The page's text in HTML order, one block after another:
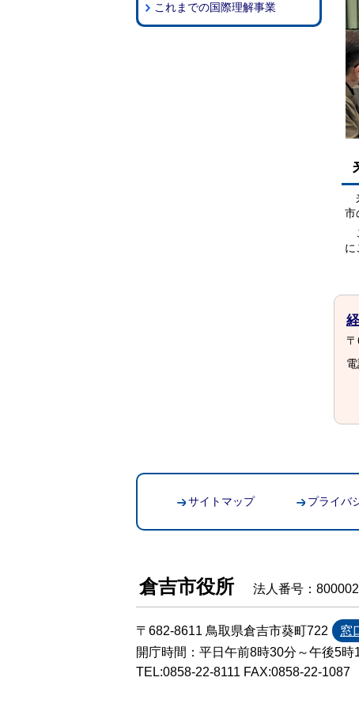
これまでの国際理解事業
市
に
サイトマップ プライバ
倉吉市役所 法人番号：
〒682-8611 鳥取県倉吉市葵町722
窓
開庁時間：平日午前8時30分～午後5時
TEL:0858-22-8111 FAX:0858-22-1087